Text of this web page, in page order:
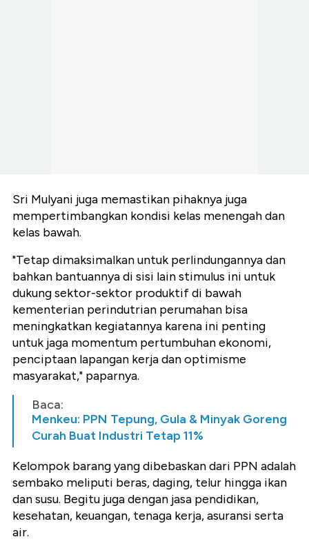
Sri Mulyani juga memastikan pihaknya juga
mempertimbangkan kondisi kelas menengah dan
kelas bawah.
"Tetap dimaksimalkan untuk perlindungannya dan
bahkan bantuannya di sisi lain stimulus ini untuk
dukung sektor-sektor produktif di bawah
kementerian perindutrian perumahan bisa
meningkatkan kegiatannya karena ini penting
untuk jaga momentum pertumbuhan ekonomi,
penciptaan lapangan kerja dan optimisme
masyarakat," paparnya.
Baca:
Menkeu: PPN Tepung, Gula & Minyak Goreng
Curah Buat Industri Tetap 11%
Kelompok barang yang dibebaskan dari PPN adalah
sembako meliputi beras, daging, telur hingga ikan
dan susu. Begitu juga dengan jasa pendidikan,
kesehatan, keuangan, tenaga kerja, asuransi serta
air.